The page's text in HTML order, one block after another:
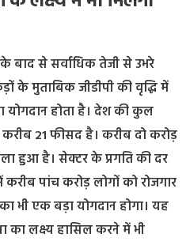
बाद से सर्वाधिक तेजी से उभरे
के मुताबिक जीडीपी की वृद्धि में
योगदान होता है। देश की कुल
21 फीसद है। करीब दो करोड़
हुआ है। सेक्टर के प्रगति की दर
पांच करोड़ लोगों को रोजगार
भी एक बड़ा योगदान होगा। यह
का लक्ष्य हासिल करने में भी